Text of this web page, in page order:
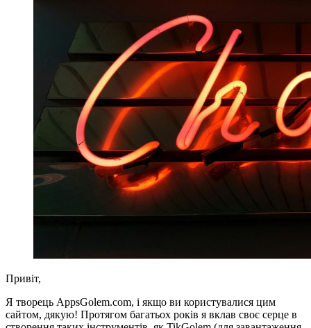
Привіт,
Я творець AppsGolem.com, і якщо ви користувалися цим
сайтом, дякую! Протягом багатьох років я вклав своє серце в